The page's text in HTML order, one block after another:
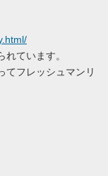
ています。
てフレッシュマンリ